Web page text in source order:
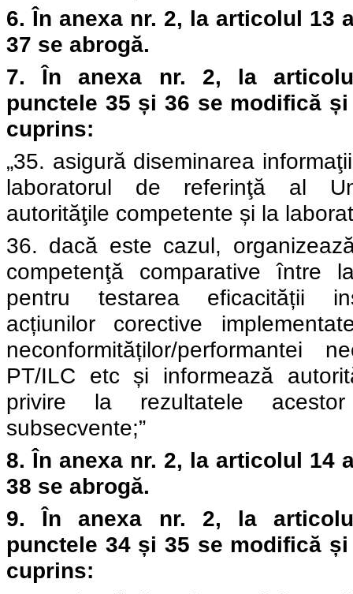
6. În anexa nr. 2, la articolul 13
37 se abrogă.
7. În anexa nr. 2, la
punctele 35 și 36 se modifică
cuprins:
„35. asigură diseminarea
laboratorul de referinţă al
autorităţile competente și la
36. dacă este cazul,
competenţă comparative între
pentru testarea eficacității
acțiunilor corective
neconformităților/performantei
PT/ILC etc și informează
privire la rezultatele
subsecvente;”
8. În anexa nr. 2, la articolul 14
38 se abrogă.
9. În anexa nr. 2, la
punctele 34 și 35 se modifică
cuprins: